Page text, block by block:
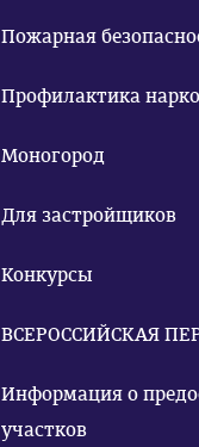
Пожарная
Профилактика
Моногород
Для застройщиков
Конкурсы
ВСЕРОССИЙСКАЯ
Информация о
участков